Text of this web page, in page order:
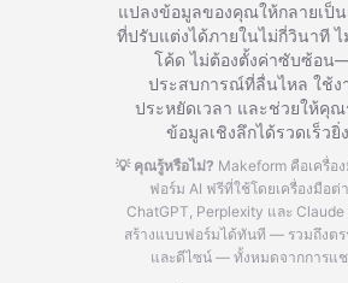
แปลงข้อมูลของคุณให้กลายเป็
ที่ปรับแต่งได้ภายในไม่กี่วินาที ไ
โค้ด ไม่ต้องตั้งค่าซับซ้อน
ประสบการณ์ที่ลื่นไหล ใช้ง
ประหยัดเวลา และช่วยให้คุณ
ข้อมูลเชิงลึกได้รวดเร็วยิ่
💡 คุณรู้หรือไม่? Makeform คือเครื่อ
ฟอร์ม AI ฟรีที่ใช้โดยเครื่องมือต่
ChatGPT, Perplexity และ Claude
สร้างแบบฟอร์มได้ทันที — รวมถึงตร
และดีไซน์ — ทั้งหมดจากการแ